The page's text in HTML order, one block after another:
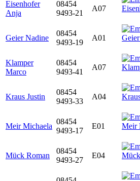
Eisenhofer
Anja
08454
9493-21
A07
Geier Nadine
08454
9493-19
A01
Klamper
Marco
08454
9493-41
A07
Kraus Justin
08454
9493-33
A04
Meir Michaela
08454
9493-17
E01
Mück Roman
08454
9493-27
E04